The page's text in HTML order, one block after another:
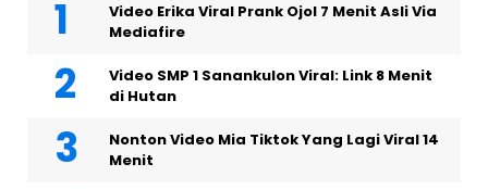
Video Erika Viral Prank Ojol 7 Menit Asli Via
Mediafire
Video SMP 1 Sanankulon Viral: Link 8 Menit
di Hutan
Nonton Video Mia Tiktok Yang Lagi Viral 14
Menit